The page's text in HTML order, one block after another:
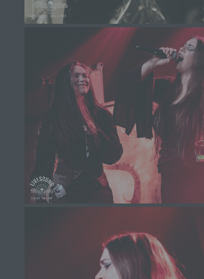
Dritter ist eine natürliche oder
Behörde, Einrichtung oder
der betroffenen Person, dem
dem Auftragsverarbeiter und
unter der unmittelbaren
Verantwortlichen oder des
befugt sind, die
verarbeiten.
k) Einwilligung
Einwilligung ist jede von der
freiwillig für den bestimmten
Weise und unmissverständlich
Willensbekundung in Form
einer sonstigen eindeutigen
verstehen gibt, dass sie mit der
sie betreffenden
einverstanden ist.